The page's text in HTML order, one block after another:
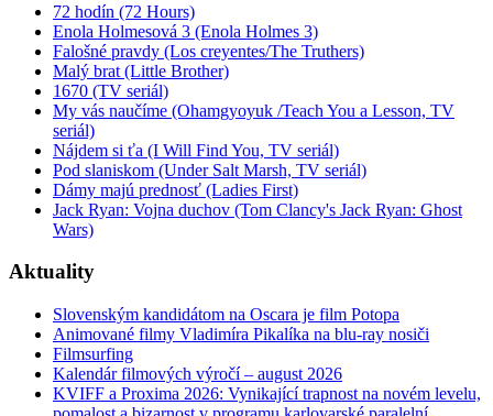
72 hodín (72 Hours)
Enola Holmesová 3 (Enola Holmes 3)
Falošné pravdy (Los creyentes/The Truthers)
Malý brat (Little Brother)
1670 (TV seriál)
My vás naučíme (Ohamgyoyuk /Teach You a Lesson, TV
seriál)
Nájdem si ťa (I Will Find You, TV seriál)
Pod slaniskom (Under Salt Marsh, TV seriál)
Dámy majú prednosť (Ladies First)
Jack Ryan: Vojna duchov (Tom Clancy's Jack Ryan: Ghost
Wars)
Aktuality
Slovenským kandidátom na Oscara je film Potopa
Animované filmy Vladimíra Pikalíka na blu-ray nosiči
Filmsurfing
Kalendár filmových výročí – august 2026
KVIFF a Proxima 2026: Vynikající trapnost na novém levelu,